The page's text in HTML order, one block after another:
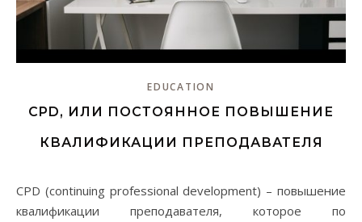
EDUCATION
CPD, ИЛИ ПОСТОЯННОЕ ПОВЫШЕНИЕ
КВАЛИФИКАЦИИ ПРЕПОДАВАТЕЛЯ
CPD (continuing professional development) – повышение
квалификации преподавателя, которое по